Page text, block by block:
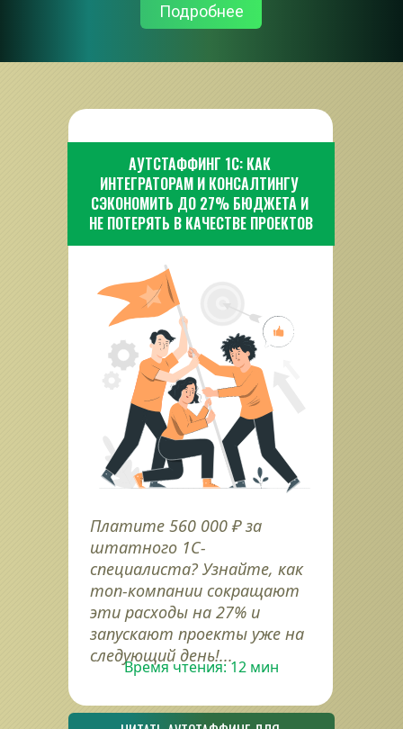
Подробнее
АУТСТАФФИНГ 1С: КАК
ИНТЕГРАТОРАМ И КОНСАЛТИНГУ
СЭКОНОМИТЬ ДО 27% БЮДЖЕТА И
НЕ ПОТЕРЯТЬ В КАЧЕСТВЕ ПРОЕКТОВ
Платите 560 000 ₽ за
штатного 1С-
специалиста? Узнайте, как
топ-компании сокращают
эти расходы на 27% и
запускают проекты уже на
следующий день!...
Время чтения: 12 мин